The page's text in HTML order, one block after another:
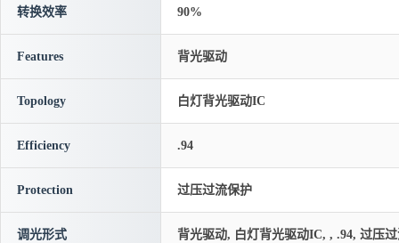
转换效率 90%
Features 背光驱动
Topology 白灯背光驱动IC
Efficiency .94
Protection 过压过流保护
调光形式 背光驱动, 白灯背光驱动IC, , .94, 过压